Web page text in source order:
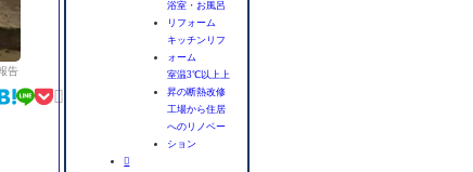
告

浴室・お風呂
リフォーム
キッチンリフ
ォーム
室温3℃以上上
昇の断熱改修
工場から住居
へのリノベー
ション
